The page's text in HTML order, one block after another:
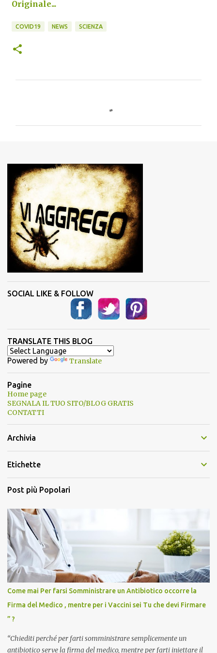
Originale...
COVID19 NEWS SCIENZA
n
t
i
SOCIAL LIKE & FOLLOW
TRANSLATE THIS BLOG
Powered by Translate
Pagine
Home page
SEGNALA IL TUO SITO/BLOG GRATIS
CONTATTI
Archivia
Etichette
Post più Popolari
Come mai Per farsi Somministrare un Antibiotico occorre la
Firma del Medico , mentre per i Vaccini sei Tu che devi Firmare
” ?
“Chiediti perché per farti somministrare semplicemente un
antibiotico serve la firma del medico, mentre per farti iniettare il